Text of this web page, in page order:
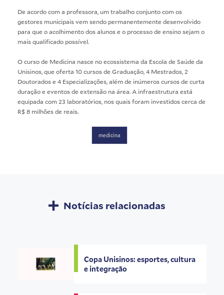
De acordo com a professora, um trabalho conjunto com os
gestores municipais vem sendo permanentemente desenvolvido
para que o acolhimento dos alunos e o processo de ensino sejam o
mais qualificado possível.
O curso de Medicina nasce no ecossistema da Escola de Saúde da
Unisinos, que oferta 10 cursos de Graduação, 4 Mestrados, 2
Doutorados e 4 Especializações, além de inúmeros cursos de curta
duração e eventos de extensão na área. A infraestrutura está
equipada com 23 laboratórios, nos quais foram investidos cerca de
R$ 8 milhões de reais.
medicina
Notícias relacionadas
Copa Unisinos: esportes, cultura
e integração